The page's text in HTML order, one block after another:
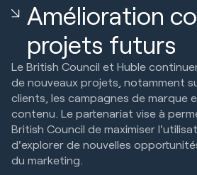
Amélioration
projets futurs
Le British Council et Huble
de nouveaux projets, notamment
clients, les campagnes de marque
contenu. Le partenariat vise à
British Council de maximiser
d'explorer de nouvelles
du marketing.